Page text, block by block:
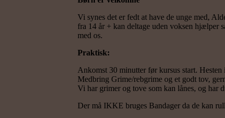
Vi synes det er fedt at have de unge med,
fra 14 år + kan deltage uden voksen hjælper
med os.
Praktisk:
Ankomst 30 minutter før kursus start.
Medbring Grime/rebgrime og et godt tov,
Vi har grimer og tove som kan lånes, og har
Der må IKKE bruges Bandager da de kan